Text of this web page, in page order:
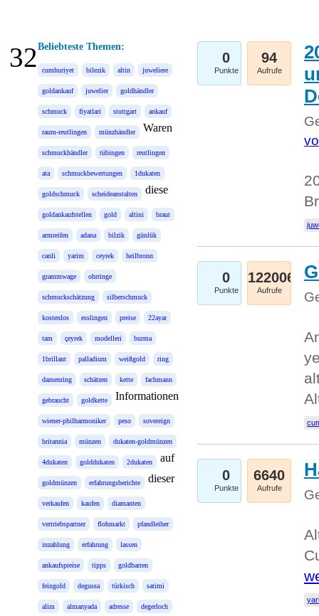
Beliebteste Themen:
cumhuriyet bilezik altin juweliere
goldankauf juwelier goldhändler
schmuck fiyatlari stuttgart ankauf
raum-reutlingen münzhändler
schmuckhändler tübingen reutlingen
ata schmuckbewertungen 1dukaten
goldschmuck scheideanstalten
goldankaufstellen gold altini braut
armreifen adana bilzik günlük
canli yarim ceyrek heilbronn
grammwage ohrringe
schmuckschätzung silberschmuck
kostenlos esslingen preise 22ayar
tam çeyrek modelleri burma
1brillant palladium weißgold ring
damenring schätzen kette fachmann
gebraucht goldkette
wiener-philharmoniker peso sovereign
britannia münzen dukaten-goldmünzen
4dukaten golddukaten 2dukaten
goldmünzen erfahrungsberichte
verkaufen kaufen diamanten
vertriebspartner flohmarkt pfandleiher
inzahlung erfahrung lassen
ankaufspreise tipps goldbarren
feingold degussa türkisch satimi
alim almanyada adresse degerloch
Waren
diese
Informationen
auf
dieser
0
Punkte
94
Aufrufe
0
Punkte
122006
Aufrufe
0
Punkte
6640
Aufrufe
32